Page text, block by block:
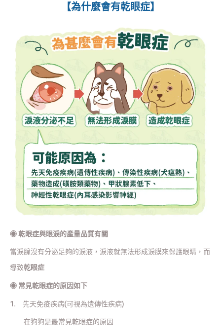
【為什麼會有乾眼症】
◉乾眼症與眼淚的產量品質有關
當淚腺沒有分泌足夠的淚液，淚液就無法形成淚膜來保護眼睛，而
導致乾眼症
◉ 常見乾眼症的原因如下
1. 先天免疫疾病(可視為遺傳性疾病)
在狗狗是最常見乾眼症的原因